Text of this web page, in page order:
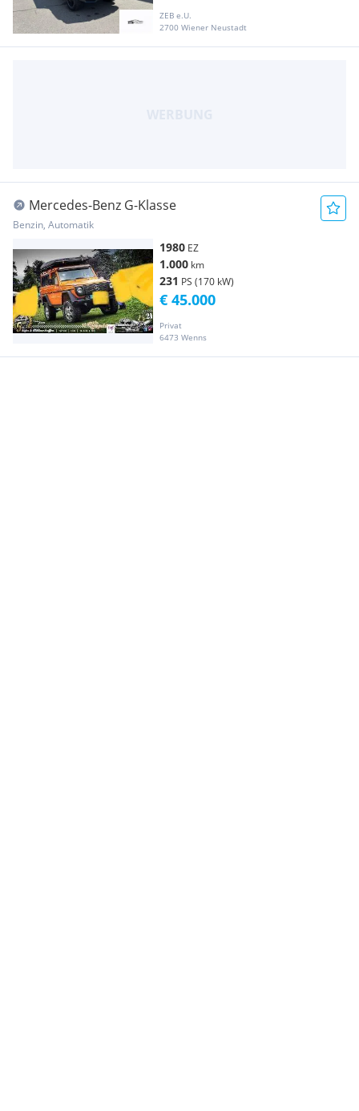
ZEB e.U.
2700 Wiener Neustadt
Mercedes-Benz G-Klasse
Benzin, Automatik
1980 EZ
1.000 km
231 PS (170 kW)
Privat
6473 Wenns
€ 45.000